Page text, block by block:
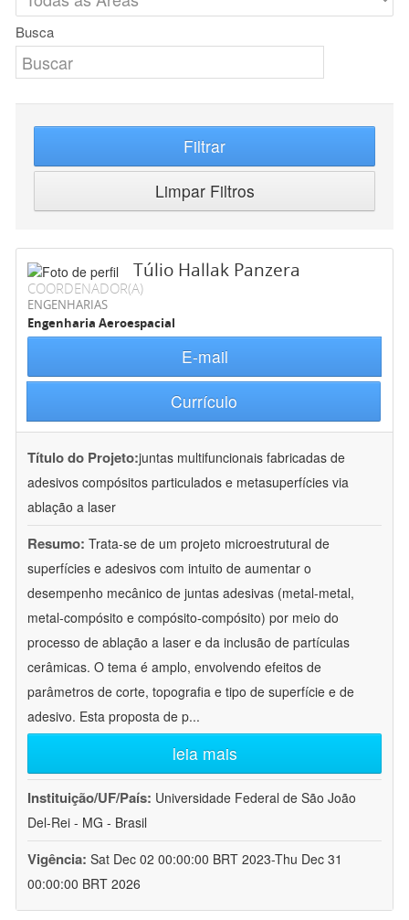
Busca
Filtrar
Limpar Filtros
Túlio Hallak Panzera
COORDENADOR(A)
ENGENHARIAS
Engenharia Aeroespacial
E-mail
Currículo
Título do Projeto:juntas multifuncionais fabricadas de
adesivos compósitos particulados e metasuperfícies via
ablação a laser
Resumo: Trata-se de um projeto microestrutural de
superfícies e adesivos com intuito de aumentar o
desempenho mecânico de juntas adesivas (metal-metal,
metal-compósito e compósito-compósito) por meio do
processo de ablação a laser e da inclusão de partículas
cerâmicas. O tema é amplo, envolvendo efeitos de
parâmetros de corte, topografia e tipo de superfície e de
adesivo. Esta proposta de p...
leia mais
Instituição/UF/País: Universidade Federal de São João
Del-Rei - MG - Brasil
Vigência: Sat Dec 02 00:00:00 BRT 2023-Thu Dec 31
00:00:00 BRT 2026